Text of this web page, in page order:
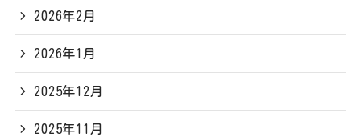
2026年2月
2026年1月
2025年12月
2025年11月